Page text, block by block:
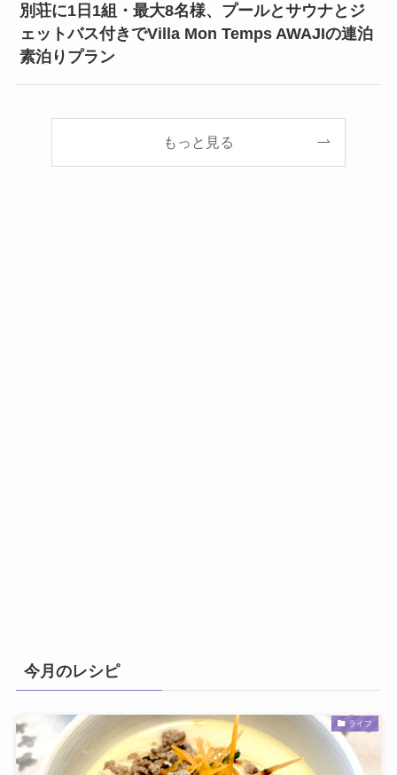
別荘に1日1組・最大8名様、プールとサウナとジ
ェットバス付きでVilla Mon Temps AWAJIの連泊
素泊りプラン
もっと見る
今月のレシピ
ライフ